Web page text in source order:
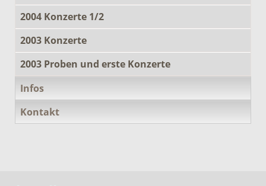
2004 Konzerte 1/2
2003 Konzerte
2003 Proben und erste Konzerte
Infos
Kontakt